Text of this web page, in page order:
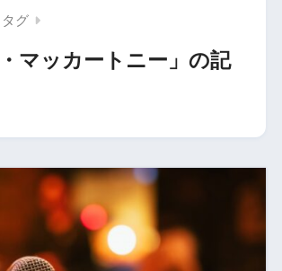
グ
・マッカートニー」の記